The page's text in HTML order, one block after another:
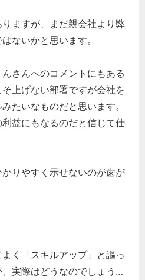
ますが、まだ親会社より弊
ないかと思います。
さんへのコメントにもある
上げない部署ですが会社を
たいなものだと思います。
益にもなるのだと信じて仕
りやすく示せないのが歯が
く「スキルアップ」と謳っ
実際はどうなのでしょう…